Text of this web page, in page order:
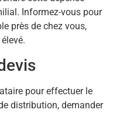
Informez-vous pour
près de chez vous,
pour effectuer le
distribution, demander